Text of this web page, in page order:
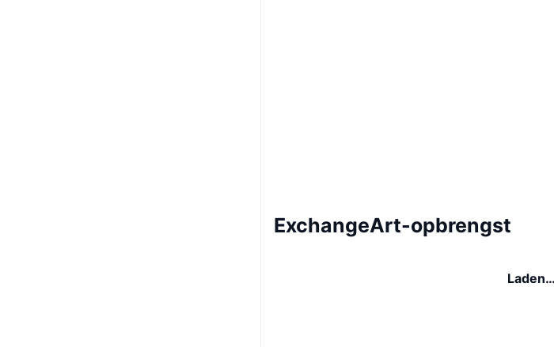
ExchangeArt-opbrengst
Laden…